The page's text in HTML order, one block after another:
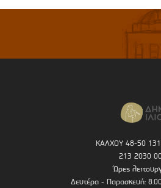
ΚΑΛΧΟΥ 48-50
213 2030
Ώρες
Δευτέρα - Παρασκευή: